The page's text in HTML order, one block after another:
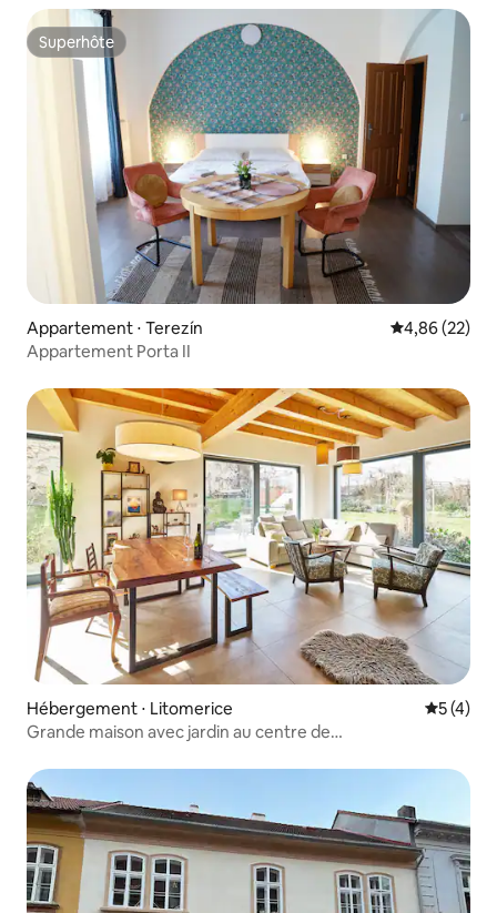
Superhôte
Superhôte
Appartement ⋅ Terezín Évaluation
4,86 (22)
Appartement Porta II
Hébergement ⋅ Litomerice
5 (4)
Grande maison avec jardin au centre de